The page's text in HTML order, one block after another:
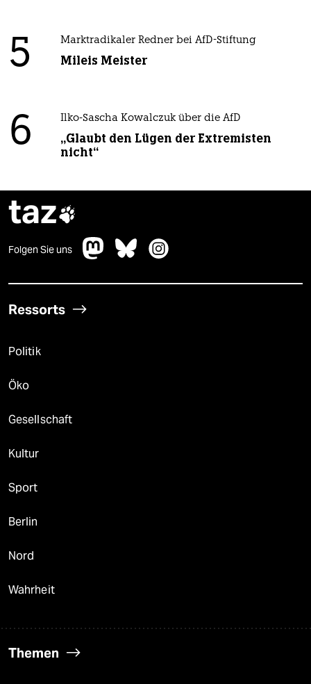
5 Marktradikaler Redner bei AfD-Stiftung
Mileis Meister
6 Ilko-Sascha Kowalczuk über die AfD
„Glaubt den Lügen der Extremisten
nicht“
taz
Folgen Sie uns
Ressorts
Politik
Öko
Gesellschaft
Kultur
Sport
Berlin
Nord
Wahrheit
Themen